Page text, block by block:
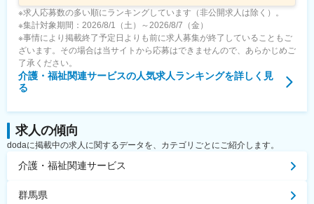
※求人応募数の多い順にランキングしています（非公開求人は除く）。
※集計対象期間：2026/8/1（土）～2026/8/7（金）
※事情により掲載終了予定日よりも前に求人募集が終了していることもご
ざいます。その場合は当サイトから応募はできませんので、あらかじめご
了承ください。
介護・福祉関連サービスの人気求人ランキングを詳しく見
る
求人の傾向
dodaに掲載中の求人に関するデータを、カテゴリごとにご紹介します。
介護・福祉関連サービス
群馬県